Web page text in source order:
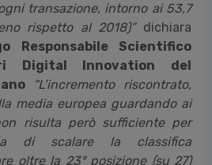
transazione, intorno ai 53,7
rispetto al 2018)” dichiara
Responsabile Scientifico
Digital Innovation del
“L’incremento riscontrato,
media europea guardando ai
risulta però sufficiente per
di scalare la classifica
oltre la 23° posizione (su 27)